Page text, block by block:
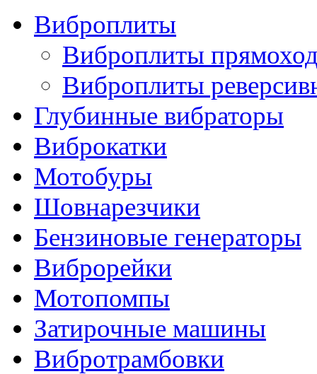
Виброплиты
Виброплиты
Виброплиты
Глубинные вибраторы
Виброкатки
Мотобуры
Шовнарезчики
Бензиновые генераторы
Виброрейки
Мотопомпы
Затирочные машины
Вибротрамбовки